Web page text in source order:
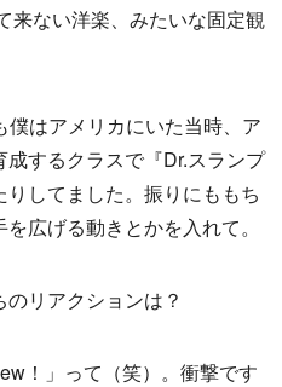
来ない洋楽、みたいな固定観
はアメリカにいた当時、ア
するクラスで『Dr.スランプ
してました。振りにももち
広げる動きとかを入れて。
リアクションは？
！」って（笑）。衝撃です